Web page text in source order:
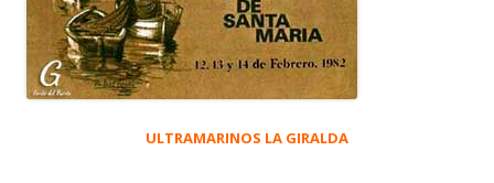
ULTRAMARINOS LA GIRALDA